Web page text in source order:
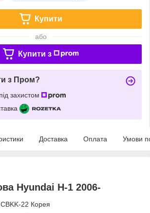
Купити
або
Купити з
з Пром?
захистом
Доставка Оплата Умови
Hyundai H-1 2006-
22 Корея